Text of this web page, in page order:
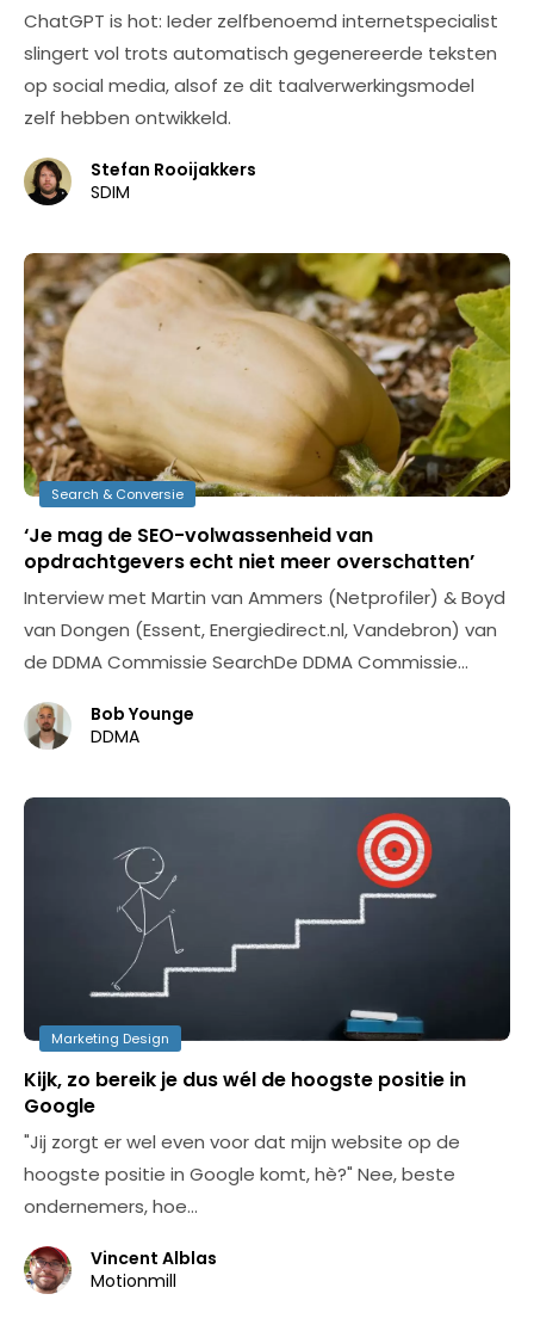
ChatGPT is hot: Ieder zelfbenoemd internetspecialist
slingert vol trots automatisch gegenereerde teksten
op social media, alsof ze dit taalverwerkingsmodel
zelf hebben ontwikkeld.
Stefan Rooijakkers
SDIM
Search & Conversie
‘Je mag de SEO-volwassenheid van
opdrachtgevers echt niet meer overschatten’
Interview met Martin van Ammers (Netprofiler) & Boyd
van Dongen (Essent, Energiedirect.nl, Vandebron) van
de DDMA Commissie SearchDe DDMA Commissie…
Bob Younge
DDMA
Marketing Design
Kijk, zo bereik je dus wél de hoogste positie in
Google
"Jij zorgt er wel even voor dat mijn website op de
hoogste positie in Google komt, hè?" Nee, beste
ondernemers, hoe…
Vincent Alblas
Motionmill